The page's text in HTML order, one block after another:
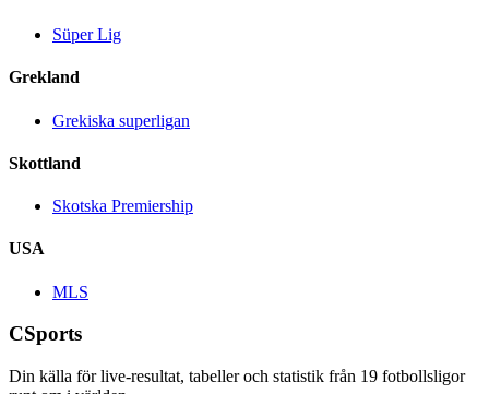
Süper Lig
Grekland
Grekiska superligan
Skottland
Skotska Premiership
USA
MLS
CSports
Din källa för live-resultat, tabeller och statistik från 19 fotbollsligor